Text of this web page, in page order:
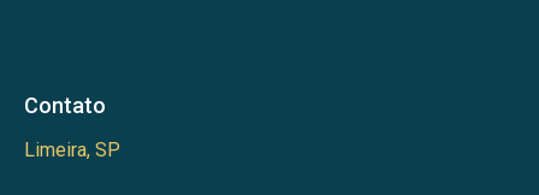
Contato
Limeira, SP